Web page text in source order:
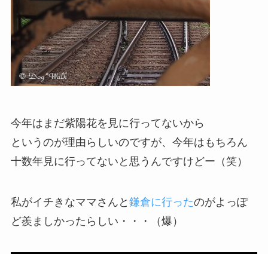
今年はまだ紫陽花を見に行ってないから
というのが理由らしいのですが、今年はもちろん
十数年見に行ってないと思うんですけどー（笑）
私がイチきなママさんと 鎌倉に行ったのがよっぽ
ど羨ましかったらしい・・・（爆）